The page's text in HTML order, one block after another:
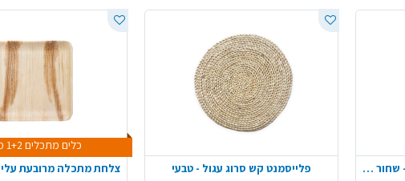
מפיות נייר דוגמת עלים 20 יח' - שחור זהב
פלייסמנט קש סרוג עגול - טבעי
כלים מתכלים 1+2 מתנה